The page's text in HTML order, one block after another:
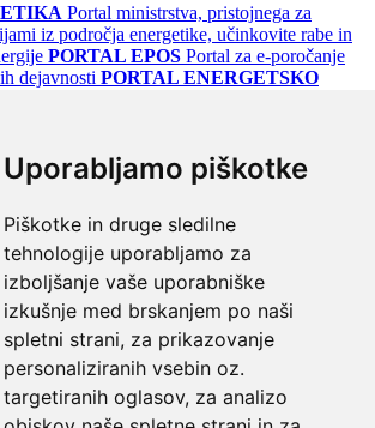
Uporabljamo piškotke
Piškotke in druge sledilne
tehnologije uporabljamo za
izboljšanje vaše uporabniške
izkušnje med brskanjem po naši
spletni strani, za prikazovanje
personaliziranih vsebin oz.
targetiranih oglasov, za analizo
Portal ministrstva, pristojnega za
iz področja energetike, učinkovite rabe in
PORTAL EPOS Portal za e-poročanje
dejavnosti PORTAL ENERGETSKO
sistemov
energetskih izkaznic - za izdelovalce in
GOV.SI Osrednje spletno mesto o državni
SPOT Državni portal za podjetja in
OPSI Državni portal odprtih podatkov
brskalnika